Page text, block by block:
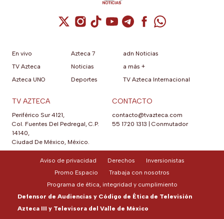
Cuenta de X / Twitter (se abre en una
Cuenta de Instagram (se abre en una
Cuenta de TikTok (se abre en
Cuenta de YouTube (se abre
Cuenta de Telegram (se
Cuenta de
Cuenta de
En vivo
TV Azteca
Azteca UNO
Azteca 7
Noticias
Deportes
adn Noticias
a más +
TV Azteca Internacional
TV AZTECA
Periférico Sur 4121,
Col. Fuentes Del Pedregal, C.P.
14140,
Ciudad De México, México.
CONTACTO
contacto@tvazteca.com
55 1720 1313
Conmutador
Aviso de privacidad Derechos
Inversionistas
Promo Espacio
Trabaja con nosotros
Programa de ética, integridad y cumplimiento
Defensor de Audiencias y Código de Ética de Televisión
Azteca III y Televisora del Valle de México